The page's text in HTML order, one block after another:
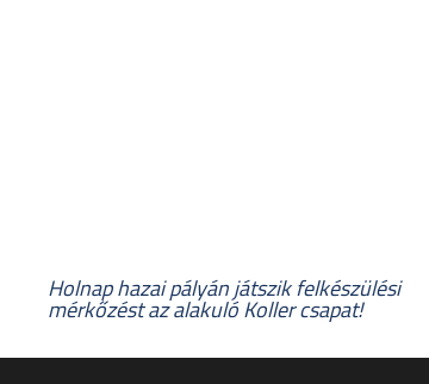
Holnap hazai pályán játszik felkészülési
mérkőzést az alakuló Koller csapat!